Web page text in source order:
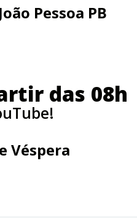
Pessoa PB
das 08h
Véspera